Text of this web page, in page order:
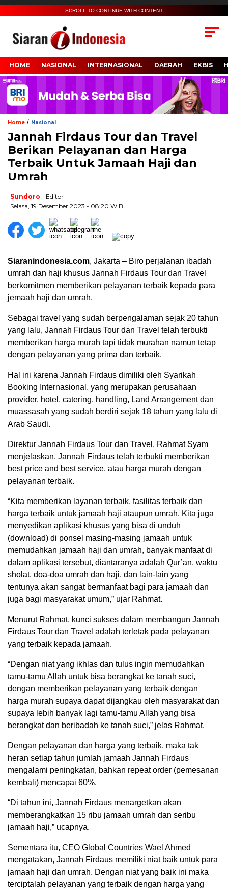
00:00
SCROLL TO CONTINUE WITH CONTENT
HOME NASIONAL INTERNASIONAL DAERAH EKBIS
Home / Nasional
Jannah Firdaus Tour dan Travel
Berikan Pelayanan dan Harga
Terbaik Untuk Jamaah Haji dan
Umrah
Sundoro - Editor
Selasa, 19 Desember 2023 - 08:20 WIB
Siaranindonesia.com, Jakarta – Biro perjalanan ibadah
umrah dan haji khusus Jannah Firdaus Tour dan Travel
berkomitmen memberikan pelayanan terbaik kepada para
jemaah haji dan umrah.
Sebagai travel yang sudah berpengalaman sejak 20 tahun
yang lalu, Jannah Firdaus Tour dan Travel telah terbukti
memberikan harga murah tapi tidak murahan namun tetap
dengan pelayanan yang prima dan terbaik.
Hal ini karena Jannah Firdaus dimiliki oleh Syarikah
Booking Internasional, yang merupakan perusahaan
provider, hotel, catering, handling, Land Arrangement dan
muassasah yang sudah berdiri sejak 18 tahun yang lalu di
Arab Saudi.
Direktur Jannah Firdaus Tour dan Travel, Rahmat Syam
menjelaskan, Jannah Firdaus telah terbukti memberikan
best price and best service, atau harga murah dengan
pelayanan terbaik.
“Kita memberikan layanan terbaik, fasilitas terbaik dan
harga terbaik untuk jamaah haji ataupun umrah. Kita juga
menyedikan aplikasi khusus yang bisa di unduh
(download) di ponsel masing-masing jamaah untuk
memudahkan jamaah haji dan umrah, banyak manfaat di
dalam aplikasi tersebut, diantaranya adalah Qur’an, waktu
sholat, doa-doa umrah dan haji, dan lain-lain yang
tentunya akan sangat bermanfaat bagi para jamaah dan
juga bagi masyarakat umum,” ujar Rahmat.
Menurut Rahmat, kunci sukses dalam membangun Jannah
Firdaus Tour dan Travel adalah terletak pada pelayanan
yang terbaik kepada jamaah.
“Dengan niat yang ikhlas dan tulus ingin memudahkan
tamu-tamu Allah untuk bisa berangkat ke tanah suci,
dengan memberikan pelayanan yang terbaik dengan
harga murah supaya dapat dijangkau oleh masyarakat dan
supaya lebih banyak lagi tamu-tamu Allah yang bisa
berangkat dan beribadah ke tanah suci,” jelas Rahmat.
Dengan pelayanan dan harga yang terbaik, maka tak
heran setiap tahun jumlah jamaah Jannah Firdaus
mengalami peningkatan, bahkan repeat order (pemesanan
kembali) mencapai 60%.
“Di tahun ini, Jannah Firdaus menargetkan akan
memberangkatkan 15 ribu jamaah umrah dan seribu
jamaah haji,” ucapnya.
Sementara itu, CEO Global Countries Wael Ahmed
mengatakan, Jannah Firdaus memiliki niat baik untuk para
jamaah haji dan umrah. Dengan niat yang baik ini maka
terciptalah pelayanan yang terbaik dengan harga yang